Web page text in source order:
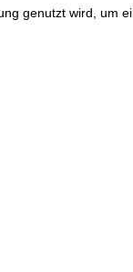
genutzt wird, um